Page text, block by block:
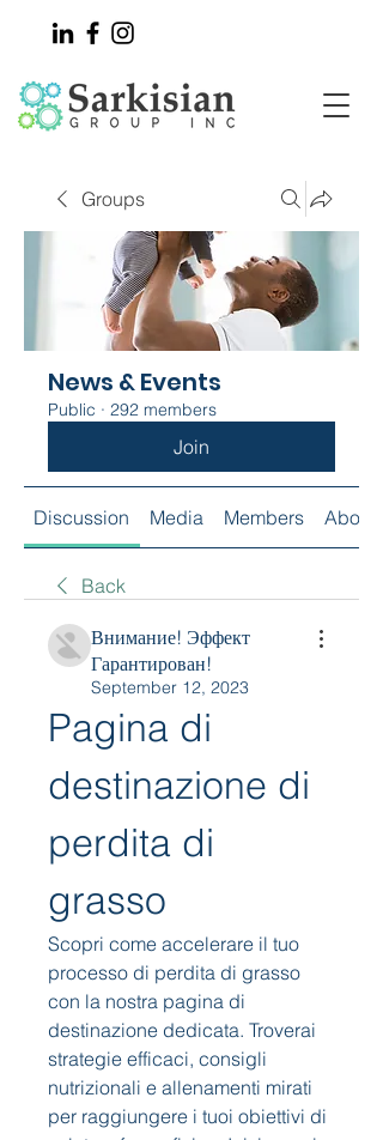
Groups
News & Events
Public · 292 members
Join
Discussion Media Members About
Back
Внимание! Эффект
Гарантирован!
September 12, 2023
Pagina di
destinazione di
perdita di
grasso
Scopri come accelerare il tuo
processo di perdita di grasso
con la nostra pagina di
destinazione dedicata. Troverai
strategie efficaci, consigli
nutrizionali e allenamenti mirati
per raggiungere i tuoi obiettivi di